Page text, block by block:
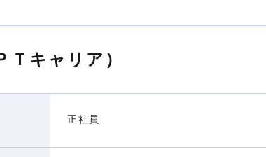
キャリア）
正社員